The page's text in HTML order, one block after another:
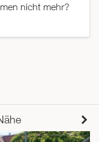
nicht mehr?